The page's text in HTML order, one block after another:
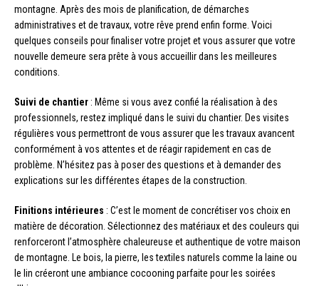
montagne. Après des mois de planification, de démarches
administratives et de travaux, votre rêve prend enfin forme. Voici
quelques conseils pour finaliser votre projet et vous assurer que votre
nouvelle demeure sera prête à vous accueillir dans les meilleures
conditions.
Suivi de chantier : Même si vous avez confié la réalisation à des
professionnels, restez impliqué dans le suivi du chantier. Des visites
régulières vous permettront de vous assurer que les travaux avancent
conformément à vos attentes et de réagir rapidement en cas de
problème. N’hésitez pas à poser des questions et à demander des
explications sur les différentes étapes de la construction.
Finitions intérieures : C’est le moment de concrétiser vos choix en
matière de décoration. Sélectionnez des matériaux et des couleurs qui
renforceront l’atmosphère chaleureuse et authentique de votre maison
de montagne. Le bois, la pierre, les textiles naturels comme la laine ou
le lin créeront une ambiance cocooning parfaite pour les soirées